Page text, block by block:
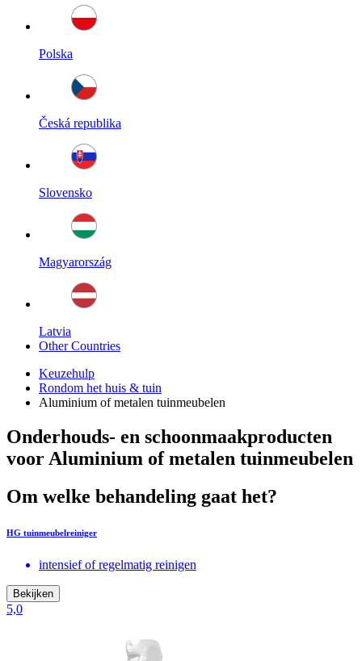
Polska
Česká republika
Slovensko
Magyarország
Latvia
Other Countries
Keuzehulp
Rondom het huis & tuin
Aluminium of metalen tuinmeubelen
Onderhouds- en schoonmaakproducten
voor Aluminium of metalen tuinmeubelen
Om welke behandeling gaat het?
HG tuinmeubelreiniger
intensief of regelmatig reinigen
Bekijken
5,0